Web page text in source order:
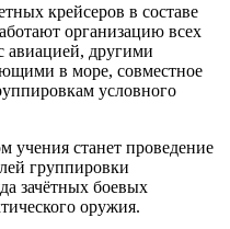
крейсеров в составе
организацию всех
авиацией, другими
в море, совместное
условного
станет проведение
группировки
зачётных боевых
оружия.